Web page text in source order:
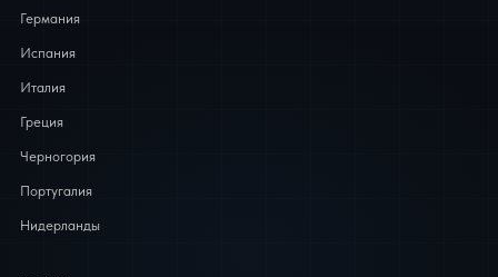
Германия
Испания
Италия
Греция
Черногория
Португалия
Нидерланды